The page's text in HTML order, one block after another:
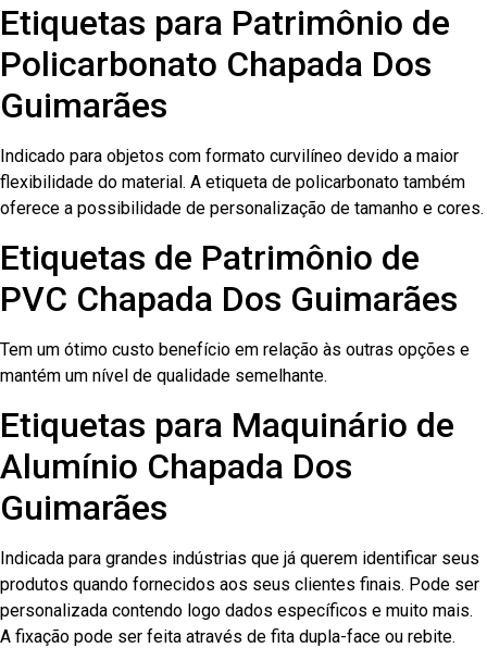
Etiquetas para Patrimônio de
Policarbonato Chapada Dos
Guimarães
Indicado para objetos com formato curvilíneo devido a maior
flexibilidade do material. A etiqueta de policarbonato também
oferece a possibilidade de personalização de tamanho e cores.
Etiquetas de Patrimônio de
PVC Chapada Dos Guimarães
Tem um ótimo custo benefício em relação às outras opções e
mantém um nível de qualidade semelhante.
Etiquetas para Maquinário de
Alumínio Chapada Dos
Guimarães
Indicada para grandes indústrias que já querem identificar seus
produtos quando fornecidos aos seus clientes finais. Pode ser
personalizada contendo logo dados específicos e muito mais.
A fixação pode ser feita através de fita dupla-face ou rebite.